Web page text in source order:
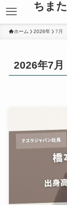
ちま
ホーム 2026年 7月
2026年7月